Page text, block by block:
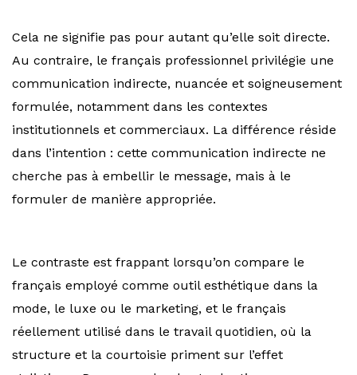
Cela ne signifie pas pour autant qu’elle soit directe.
Au contraire, le français professionnel privilégie une
communication indirecte, nuancée et soigneusement
formulée, notamment dans les contextes
institutionnels et commerciaux. La différence réside
dans l’intention : cette communication indirecte ne
cherche pas à embellir le message, mais à le
formuler de manière appropriée.
Le contraste est frappant lorsqu’on compare le
français employé comme outil esthétique dans la
mode, le luxe ou le marketing, et le français
réellement utilisé dans le travail quotidien, où la
structure et la courtoisie priment sur l’effet